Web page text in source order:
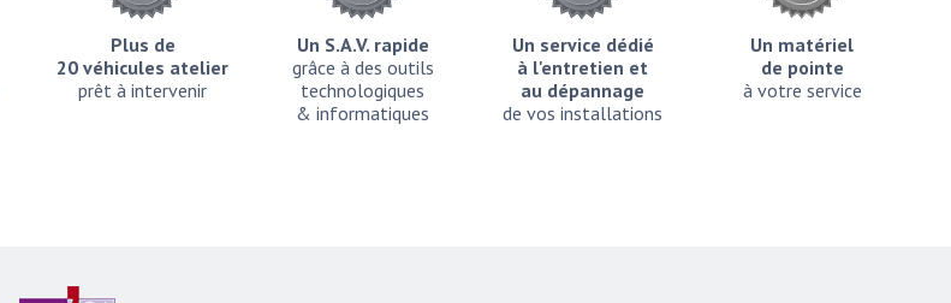
Plus de
20 véhicules atelier
prêt à intervenir
Un S.A.V. rapide
grâce à des outils
technologiques
& informatiques
Un service dédié
à l'entretien et
au dépannage
de vos installations
Un matériel
de pointe
à votre service